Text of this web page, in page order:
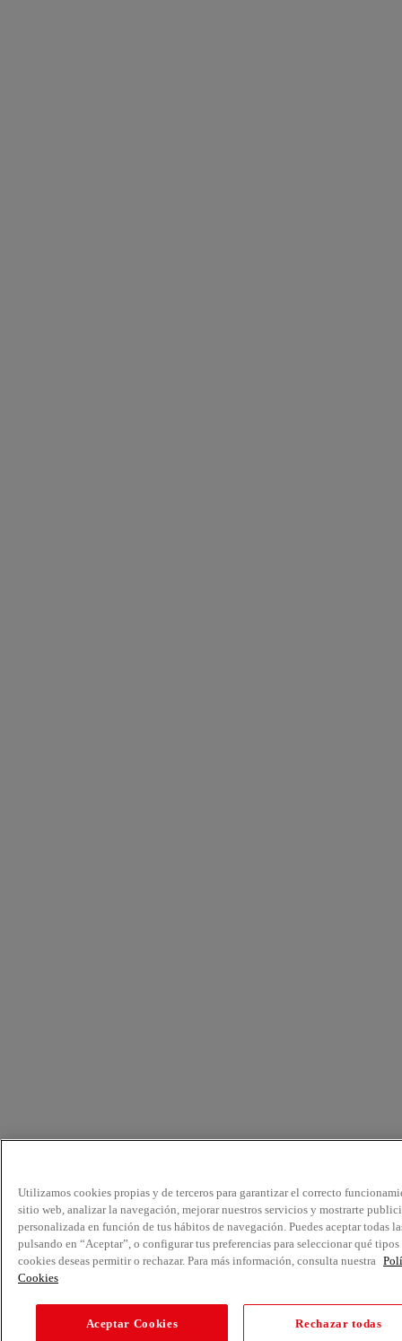
Utilizamos cookies propias y de terceros para garantizar el correcto
sitio web, analizar la navegación, mejorar nuestros servicios y mostrarte
personalizada en función de tus hábitos de navegación. Puedes aceptar todas
pulsando en “Aceptar”, o configurar tus preferencias para seleccionar qué tipos
cookies deseas permitir o rechazar. Para más información, consulta nuestra
Cookies
Aceptar Cookies Rechazar todas